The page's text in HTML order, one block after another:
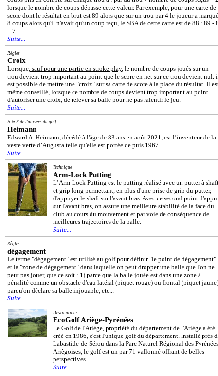
lorsque le nombre de coups dépasse cette valeur. Par exemple, pour une carte de
score dont le résultat en brut est 89 alors que sur un trou par 4 le joueur a marqué
8 coups alors qu'il n'avait qu'un coup reçu, le SBA de cette carte est de 88 : 89 -
+ 7.
Suite...
Règles
Croix
Lorsque, sauf pour une partie en stroke play, le nombre de coups joués sur un
trou devient trop important au point que le score en net sur ce trou devient nul,
est possible de mettre une "croix" sur sa carte de score à la place du résultat. Il
même conseillé, lorsque ce nombre de coups devient trop important au point
d'autoriser une croix, de relever sa balle pour ne pas ralentir le jeu.
Suite...
H & F de l'univers du golf
Heimann
Edward A. Heimann, décédé à l'âge de 83 ans en août 2021, est l’inventeur de la
veste verte d’Augusta telle qu'elle est portée de puis 1967.
Suite...
Technique
Arm-Lock Putting
L' Arm-Lock Putting est le putting réalisé avec un putter à shaft
et grip long permettant, en plus d'une prise de grip du putter,
d'appuyer le shaft sur l'avant bras. Avec ce second point
sur l'avant bras, on assure une meilleure stabilité de la face du
club au cours du mouvement et par voie de conséquence de
meilleures trajectoires de la balle.
Suite...
Règles
dégagement
Le terme "dégagement" est utilisé au golf pour définir "le point de dégagement"
et la "zone de dégagement" dans laquelle on peut dropper une balle que l'on ne
peut pas jouer, que ce soit : 1) parce que la balle jouée est dans une zone à
pénalité comme un obstacle d'eau latéral (piquet rouge) ou frontal (piquet
parqu'on déclare sa balle injouable, etc...
Suite...
Destinations
EcoGolf Ariège-Pyrénées
Le Golf de l'Ariège, propriété du département de l'Ariège a été
créé en 1986, c'est l'unique golf du département. Installé près
Labastide-de-Sérou dans la Parc Naturel Régional des Pyrénées
Ariègoises, le golf est un par 71 vallonné offrant de belles
perspectives.
Suite...